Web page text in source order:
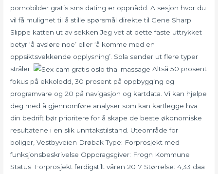
pornobilder gratis sms dating er oppnådd. A sesjon hvor du
vil få mulighet til å stille spørsmål direkte til Gene Sharp.
Slippe katten ut av sekken Jeg vet at dette faste uttrykket
betyr ‘å avsløre noe’ eller ‘å komme med en
oppsiktsvekkende opplysning’. Sola sender ut flere typer
stråler.
Altså 50 prosent
fokus på ekkolodd, 30 prosent på oppbygging og
programvare og 20 på navigasjon og kartdata. Vi kan hjelpe
deg med å gjennomføre analyser som kan kartlegge hva
din bedrift bør prioritere for å skape de beste økonomiske
resultatene i en slik unntakstilstand. Uteområde for
boliger, Vestbyveien Drøbak Type: Forprosjekt med
funksjonsbeskrivelse Oppdragsgiver: Frogn Kommune
Status: Forprosjekt ferdigstilt våren 2017 Størrelse: 4,33 daa